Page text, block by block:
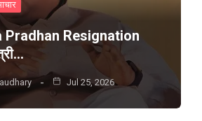
Pradhan Resignation
Jul 25, 2026